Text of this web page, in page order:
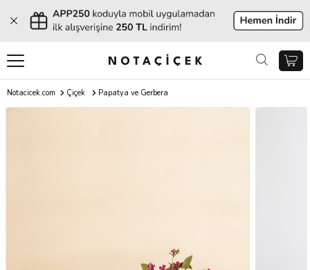
Notacicek.com Çiçek Papatya ve Gerbera